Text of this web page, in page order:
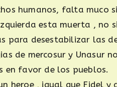
humanos, falta muco
esta muerta , no
para desestabilizar las
de mercosur y Unasur
en favor de los pueblos.
heroe , igual que Fidel